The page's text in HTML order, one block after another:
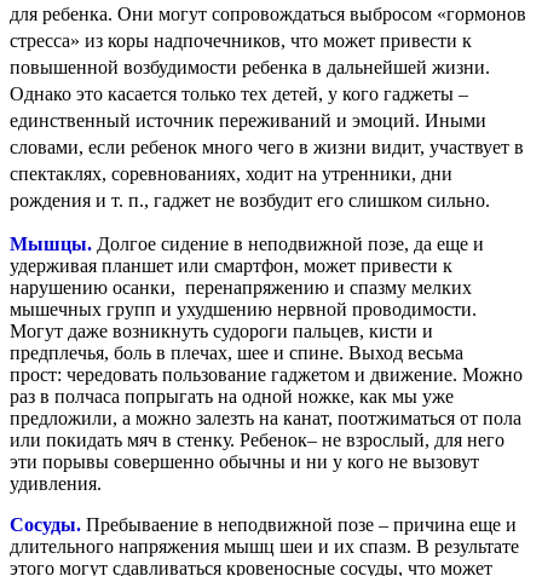
для ребенка. Они могут сопровождаться выбросом «гормонов
стресса» из коры надпочечников, что может привести к
повышенной возбудимости ребенка в дальнейшей жизни.
Однако это касается только тех детей, у кого гаджеты –
единственный источник переживаний и эмоций. Иными
словами, если ребенок много чего в жизни видит, участвует в
спектаклях, соревнованиях, ходит на утренники, дни
рождения и т. п., гаджет не возбудит его слишком сильно.
Мышцы. Долгое сидение в неподвижной позе, да еще и
удерживая планшет или смартфон, может привести к
нарушению осанки, перенапряжению и спазму мелких
мышечных групп и ухудшению нервной проводимости.
Могут даже возникнуть судороги пальцев, кисти и
предплечья, боль в плечах, шее и спине. Выход весьма
прост: чередовать пользование гаджетом и движение. Можно
раз в полчаса попрыгать на одной ножке, как мы уже
предложили, а можно залезть на канат, поотжиматься от пола
или покидать мяч в стенку. Ребенок– не взрослый, для него
эти порывы совершенно обычны и ни у кого не вызовут
удивления.
Сосуды. Пребываение в неподвижной позе – причина еще и
длительного напряжения мышц шеи и их спазм. В результате
этого могут сдавливаться кровеносные сосуды, что может